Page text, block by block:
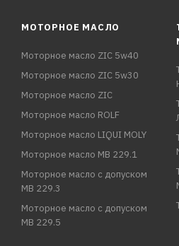
МОТОРНОЕ МАСЛО
Моторное масло ZIC 5w40
Моторное масло ZIC 5w30
Моторное масло ZIC
Моторное масло ROLF
Моторное масло LIQUI MOLY
Моторное масло MB 229.1
Моторное масло с допуском
MB 229.3
Моторное масло с допуском
MB 229.5